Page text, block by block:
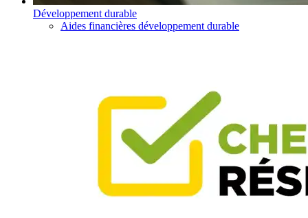
Développement durable
Aides financières développement durable